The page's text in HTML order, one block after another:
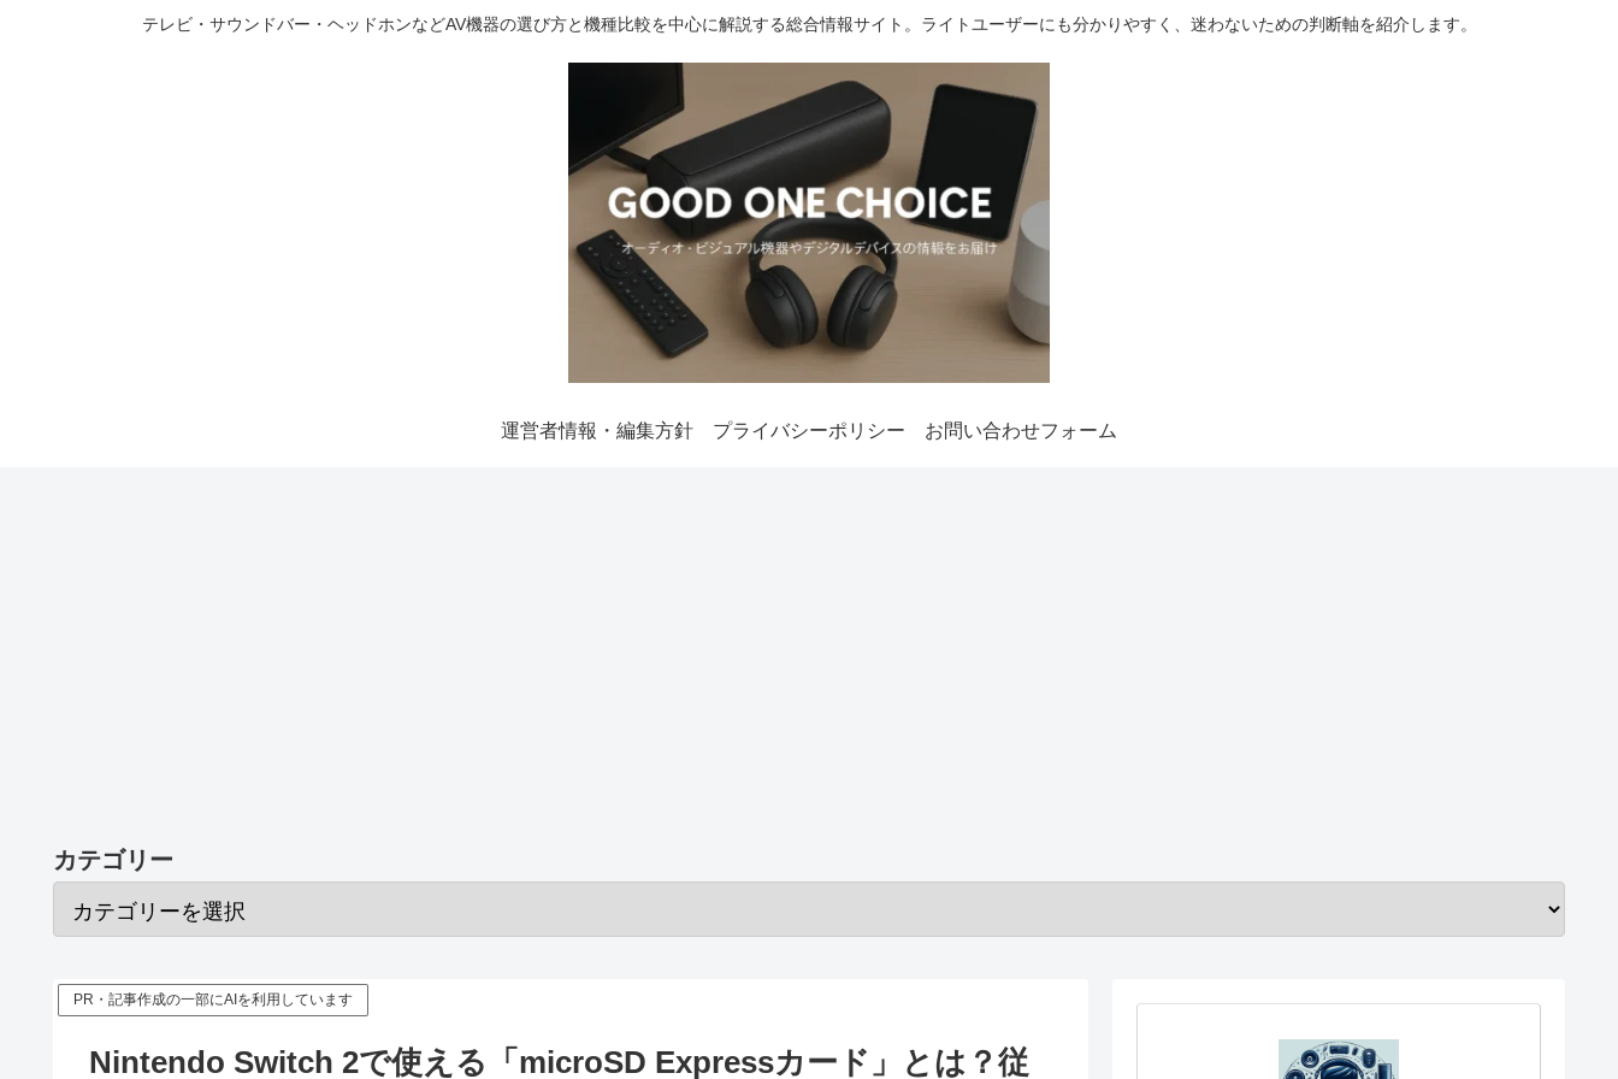
テレビ・サウンドバー・ヘッドホンなどAV機器の選び方と機種比較を中心に解説する総合情報サイト。ライトユーザーにも分かりやすく、迷わないための判断軸を紹介します。
運営者情報・編集方針 プライバシーポリシー お問い合わせフォーム
カテゴリー
PR・記事作成の一部にAIを利用しています
Nintendo Switch 2で使える「microSD Expressカード」とは？従